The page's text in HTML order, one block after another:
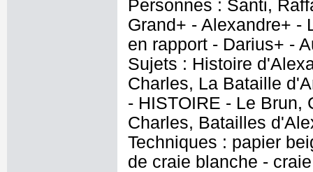
Personnes : Santi,
Grand+ - Alexandre+ -
en rapport - Darius+ -
Sujets : Histoire
Charles, La Bataille
- HISTOIRE - Le Brun,
Charles, Batailles
Techniques : papier
de craie blanche -